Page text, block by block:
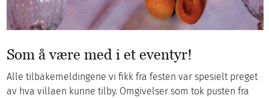
Som å være med i et eventyr!
Alle tilbakemeldingene vi fikk fra festen var spesielt preget
av hva villaen kunne tilby. Omgivelser som tok pusten fra